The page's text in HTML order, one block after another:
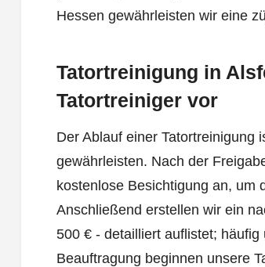
Hessen gewährleisten wir eine
Tatortreinigung in
Tatortreiniger vor
Der Ablauf einer Tatortreinigung
gewährleisten. Nach der
kostenlose Besichtigung an, um
Anschließend erstellen wir ein
500 € - detailliert auflistet;
Beauftragung beginnen unsere